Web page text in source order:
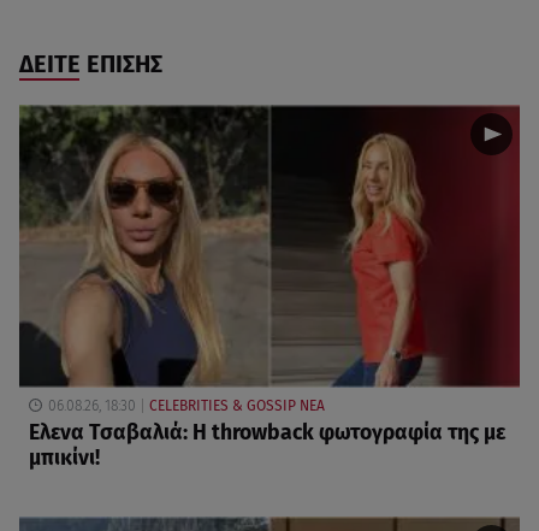
ΔΕΙΤΕ ΕΠΙΣΗΣ
06.08.26, 18:30 CELEBRITIES & GOSSIP ΝΕΑ
Ελενα Τσαβαλιά: Η throwback φωτογραφία της με
μπικίνι!